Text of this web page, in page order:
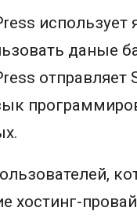
даные
отправляет
хостинг-